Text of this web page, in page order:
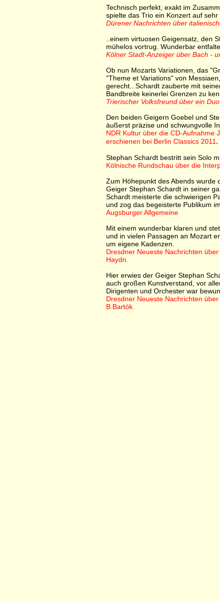
Technisch perfekt, exakt im
spielte das Trio ein Konzert auf
Dürener Nachrichten über
..einem virtuosen Geigensatz, den
mühelos vortrug. Wunderbar
Kölner Stadt-Anzeiger über Bach -
Ob nun Mozarts Variationen, das
"Theme et Variations" von
gerecht...Schardt zauberte mit
Bandbreite keinerlei Grenzen zu
Trierischer Volksfreund über ein
Den beiden Geigern Goebel und
äußerst präzise und schwungvolle
NDR Kultur über die CD-Aufnahme
erschienen bei Berlin Classics 2011 .
Stephan Schardt bestritt sein Solo
Kölnische Rundschau über die
Zum Höhepunkt des Abends wurde
Geiger Stephan Schardt in seiner
Schardt meisterte die schwierigen
und zog das begeisterte Publikum
Augsburger Allgemeine
Mit einem wunderbar klaren und
und in vielen Passagen an Mozart
um eigene Kadenzen.
Dresdner Neueste Nachrichten
Haydn.
Hier erwies der Geiger Stephan
auch großen Kunstverstand, vor
Dirigenten und Orchester war
Dresdner Neueste Nachrichten
B.Bartók.